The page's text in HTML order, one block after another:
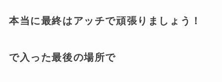
本当に最終はアッチで頑張りましょう！
で入った最後の場所で